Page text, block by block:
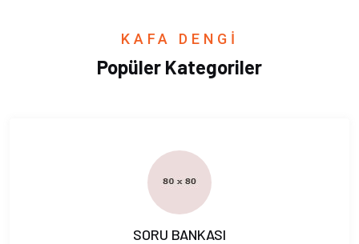
KAFA DENGİ
Popüler Kategoriler
SORU BANKASI